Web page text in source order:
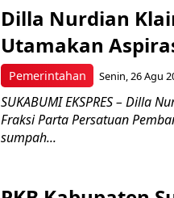
Pemerintahan
Dilla Nurdian
Utamakan
Senin, 26 Agu
SUKABUMI EKSPRES – Dilla
Fraksi Parta Persatuan
sumpah...